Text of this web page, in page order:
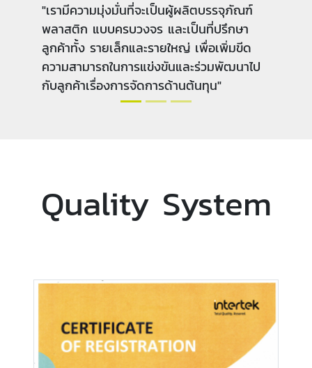
"มุ่งมั่นพัฒนาให้เป็นผู้ผลิตบรรจุภัณฑ์
พลาสติก แบบครบวงจรที่มีทั้งคุณภาพและ
ต้นทุนที่แข่งขันได้ ตลอดจนการนำเทคโนโลยี
และนวัตกรรมใหม่ๆ เข้ามาพัฒนาการผลิตและ
ศักยภาพของบุคลากร เพื่อที่จะเป็นแรงผลัก
ดันให้องค์กรบรรลุสู่เป้าหมาย"
Quality System